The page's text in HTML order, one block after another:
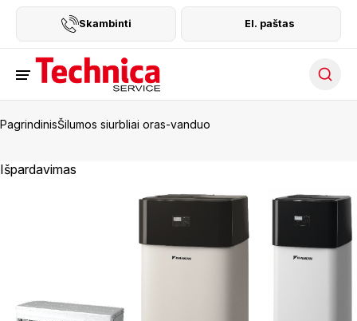
Skambinti El. paštas
PagrindinisŠilumos siurbliai oras-vanduo
Išpardavimas